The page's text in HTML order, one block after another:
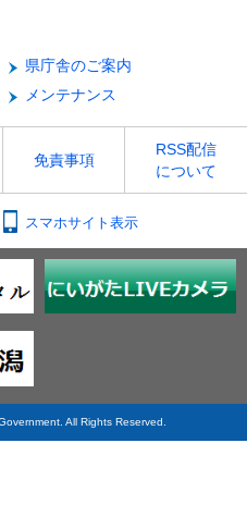
県庁舎のご案内
メンテナンス
免責事項
RSS配信
について
スマホサイト表示
All Rights Reserved.